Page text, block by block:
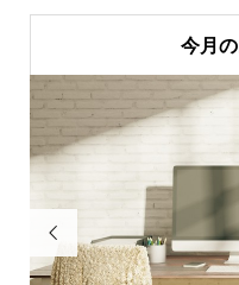
今月
